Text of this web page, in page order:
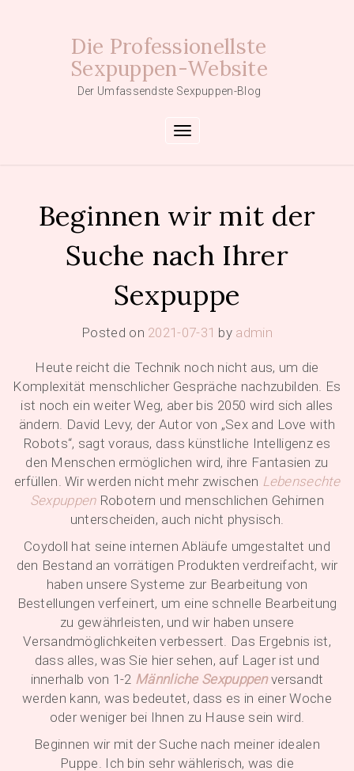
Die Professionellste
Sexpuppen-Website
Der Umfassendste Sexpuppen-Blog
Toggle navigation
Beginnen wir mit der
Suche nach Ihrer
Sexpuppe
Posted on 2021-07-31 by admin
Heute reicht die Technik noch nicht aus, um die
Komplexität menschlicher Gespräche nachzubilden. Es
ist noch ein weiter Weg, aber bis 2050 wird sich alles
ändern. David Levy, der Autor von „Sex and Love with
Robots“, sagt voraus, dass künstliche Intelligenz es
den Menschen ermöglichen wird, ihre Fantasien zu
erfüllen. Wir werden nicht mehr zwischen Lebensechte
SexpuppenRobotern und menschlichen Gehirnen
unterscheiden, auch nicht physisch.
Coydoll hat seine internen Abläufe umgestaltet und
den Bestand an vorrätigen Produkten verdreifacht, wir
haben unsere Systeme zur Bearbeitung von
Bestellungen verfeinert, um eine schnelle Bearbeitung
zu gewährleisten, und wir haben unsere
Versandmöglichkeiten verbessert. Das Ergebnis ist,
dass alles, was Sie hier sehen, auf Lager ist und
innerhalb von 1-2 Männliche Sexpuppenversandt
werden kann, was bedeutet, dass es in einer Woche
oder weniger bei Ihnen zu Hause sein wird.
Beginnen wir mit der Suche nach meiner idealen
Puppe. Ich bin sehr wählerisch, was die